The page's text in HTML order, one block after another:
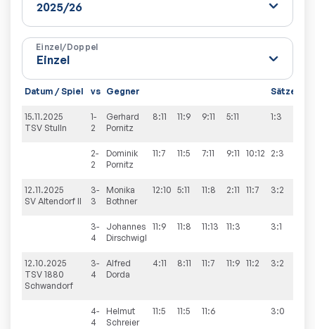
Einzel/Doppel
Datum / Spiel vs Gegner Sätze
15.11.2025
TSV Stulln
1-
2
Gerhard
Pornitz
8:11 11:9 9:11 5:11 1:3
2-
2
Dominik
Pornitz
11:7 11:5 7:11 9:11 10:12 2:3
12.11.2025
SV Altendorf II
3-
3
Monika
Bothner
12:10 5:11 11:8 2:11 11:7 3:2
3-
4
Johannes
Dirschwigl
11:9 11:8 11:13 11:3 3:1
12.10.2025
TSV 1880
Schwandorf
3-
4
Alfred
Dorda
4:11 8:11 11:7 11:9 11:2 3:2
4-
4
Helmut
Schreier
11:5 11:5 11:6 3:0